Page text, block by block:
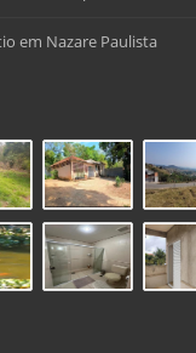
em Nazare Paulista